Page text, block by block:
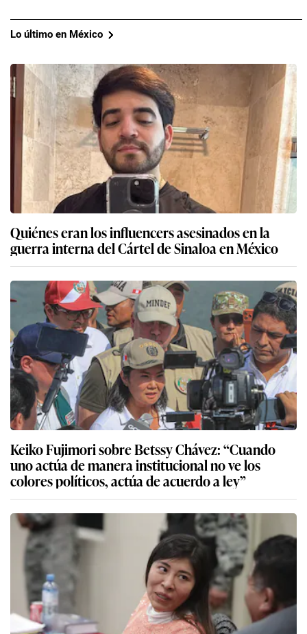
Lo último en México
Quiénes eran los influencers asesinados en la
guerra interna del Cártel de Sinaloa en México
Keiko Fujimori sobre Betssy Chávez: “Cuando
uno actúa de manera institucional no ve los
colores políticos, actúa de acuerdo a ley”